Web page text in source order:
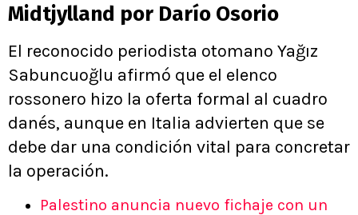
Midtjylland por Darío Osorio
El reconocido periodista otomano Yağız
Sabuncuoğlu afirmó que el elenco
rossonero hizo la oferta formal al cuadro
danés, aunque en Italia advierten que se
debe dar una condición vital para concretar
la operación.
Palestino anuncia nuevo fichaje con un